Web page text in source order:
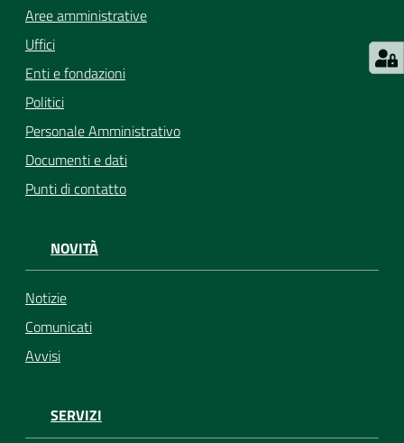
Aree amministrative
Uffici
Enti e fondazioni
Politici
Personale Amministrativo
Documenti e dati
Punti di contatto
NOVITÀ
Notizie
Comunicati
Avvisi
SERVIZI